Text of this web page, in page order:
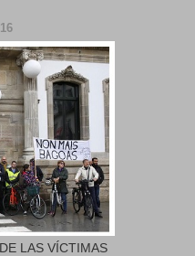
LAS VÍCTIMAS